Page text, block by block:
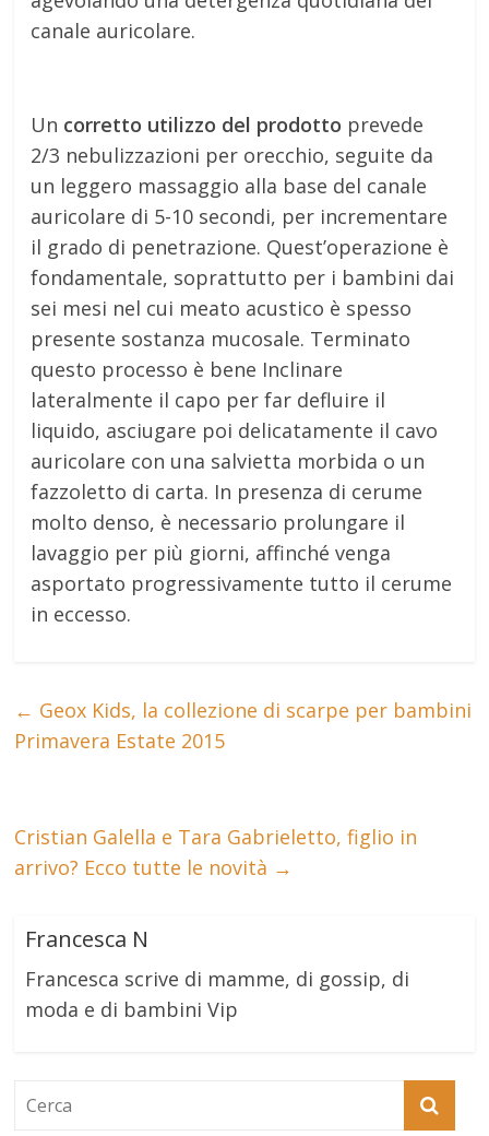
canale auricolare.
Un corretto utilizzo del prodotto prevede
2/3 nebulizzazioni per orecchio, seguite da
un leggero massaggio alla base del canale
auricolare di 5-10 secondi, per incrementare
il grado di penetrazione. Quest’operazione è
fondamentale, soprattutto per i bambini dai
sei mesi nel cui meato acustico è spesso
presente sostanza mucosale. Terminato
questo processo è bene Inclinare
lateralmente il capo per far defluire il
liquido, asciugare poi delicatamente il cavo
auricolare con una salvietta morbida o un
fazzoletto di carta. In presenza di cerume
molto denso, è necessario prolungare il
lavaggio per più giorni, affinché venga
asportato progressivamente tutto il cerume
in eccesso.
← Geox Kids, la collezione di scarpe per bambini
Primavera Estate 2015
Cristian Galella e Tara Gabrieletto, figlio in
arrivo? Ecco tutte le novità →
Francesca N
Francesca scrive di mamme, di gossip, di
moda e di bambini Vip